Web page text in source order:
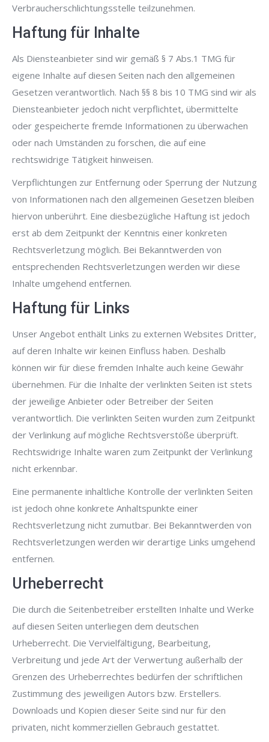
Verbraucherschlichtungsstelle teilzunehmen.
Haftung für Inhalte
Als Diensteanbieter sind wir gemäß § 7 Abs.1 TMG für
eigene Inhalte auf diesen Seiten nach den allgemeinen
Gesetzen verantwortlich. Nach §§ 8 bis 10 TMG sind wir als
Diensteanbieter jedoch nicht verpflichtet, übermittelte
oder gespeicherte fremde Informationen zu überwachen
oder nach Umständen zu forschen, die auf eine
rechtswidrige Tätigkeit hinweisen.
Verpflichtungen zur Entfernung oder Sperrung der Nutzung
von Informationen nach den allgemeinen Gesetzen bleiben
hiervon unberührt. Eine diesbezügliche Haftung ist jedoch
erst ab dem Zeitpunkt der Kenntnis einer konkreten
Rechtsverletzung möglich. Bei Bekanntwerden von
entsprechenden Rechtsverletzungen werden wir diese
Inhalte umgehend entfernen.
Haftung für Links
Unser Angebot enthält Links zu externen Websites Dritter,
auf deren Inhalte wir keinen Einfluss haben. Deshalb
können wir für diese fremden Inhalte auch keine Gewähr
übernehmen. Für die Inhalte der verlinkten Seiten ist stets
der jeweilige Anbieter oder Betreiber der Seiten
verantwortlich. Die verlinkten Seiten wurden zum Zeitpunkt
der Verlinkung auf mögliche Rechtsverstöße überprüft.
Rechtswidrige Inhalte waren zum Zeitpunkt der Verlinkung
nicht erkennbar.
Eine permanente inhaltliche Kontrolle der verlinkten Seiten
ist jedoch ohne konkrete Anhaltspunkte einer
Rechtsverletzung nicht zumutbar. Bei Bekanntwerden von
Rechtsverletzungen werden wir derartige Links umgehend
entfernen.
Urheberrecht
Die durch die Seitenbetreiber erstellten Inhalte und Werke
auf diesen Seiten unterliegen dem deutschen
Urheberrecht. Die Vervielfältigung, Bearbeitung,
Verbreitung und jede Art der Verwertung außerhalb der
Grenzen des Urheberrechtes bedürfen der schriftlichen
Zustimmung des jeweiligen Autors bzw. Erstellers.
Downloads und Kopien dieser Seite sind nur für den
privaten, nicht kommerziellen Gebrauch gestattet.